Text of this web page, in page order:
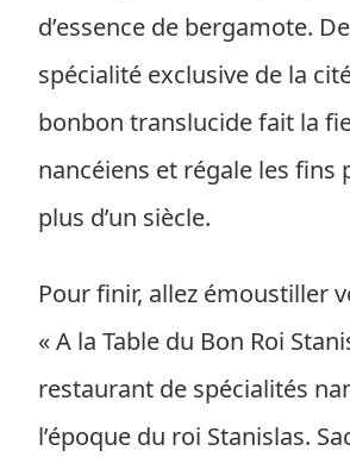
d’essence de bergamote.
spécialité exclusive de la
bonbon translucide fait la
nancéiens et régale les fins
plus d’un siècle.
Pour finir, allez émoustiller
« A la Table du Bon Roi
restaurant de spécialités
l’époque du roi Stanislas.